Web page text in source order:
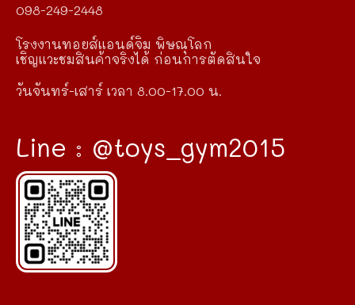
098-249-2448
โรงงานทอยส์แอนด์จิม พิษณุโลก
เชิญแวะชมสินค้าจริงได้ ก่อนการตัดสินใจ
วันจันทร์-เสาร์ เวลา 8.00-17.00 น.
Line : @toys_gym2015